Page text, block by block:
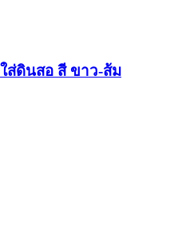
ส่ดินสอ สี ขาว-ส้ม